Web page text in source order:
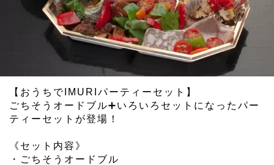
【おうちでIMURIパーティーセット】
ごちそうオードブル➕いろいろセットになったパー
ティーセットが登場！
《セット内容》
・ごちそうオードブル